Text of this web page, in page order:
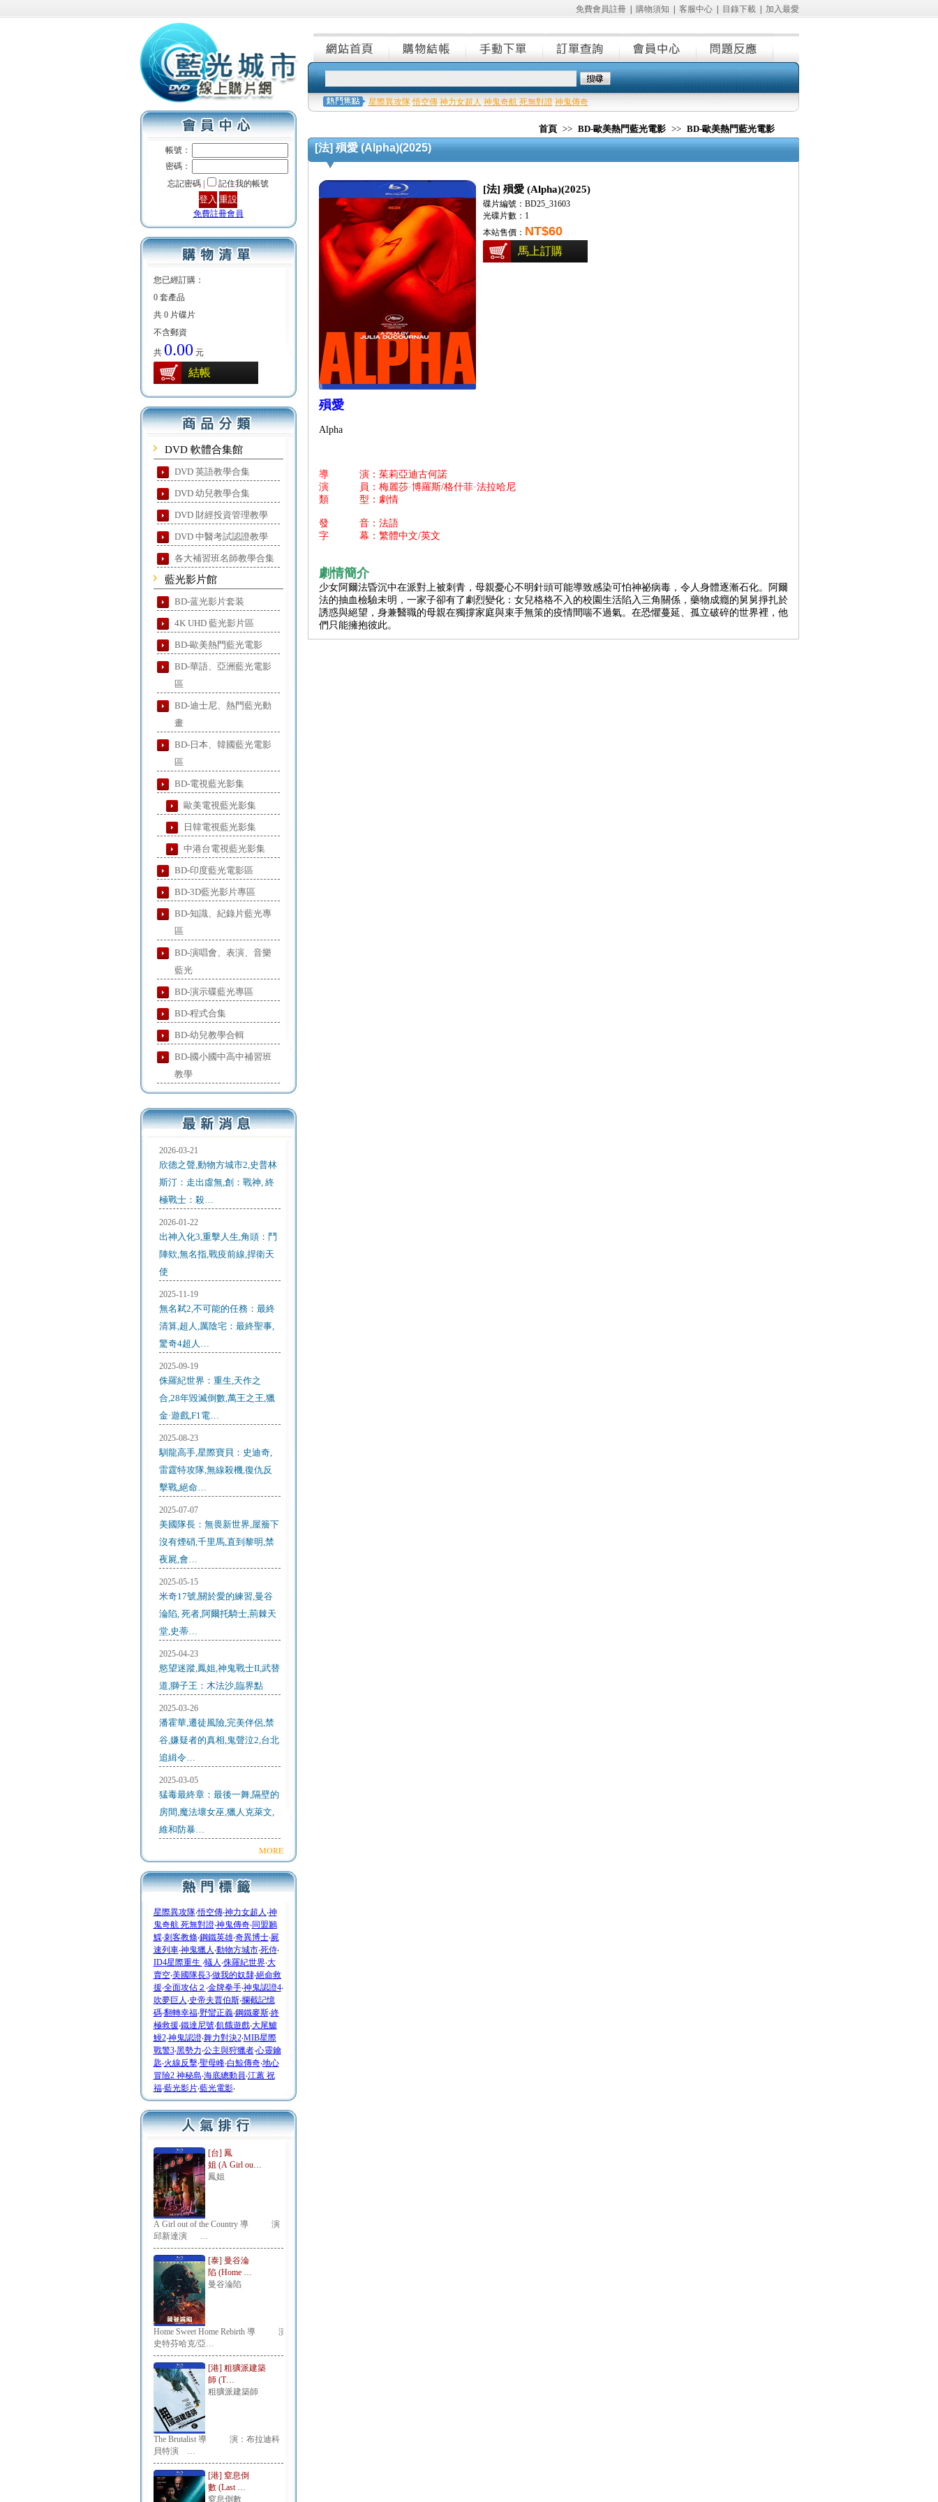
免費會員註冊| 購物須知 客服中心| 目錄下載| 加入最愛
帳號：
密碼：
忘記密碼 |
記住我的帳號
免費註冊會員
您已經訂購：
0 套產品
共 0 片碟片
不含郵資
共 0.00 元
結帳
DVD 軟體合集館
DVD 英語教學合集
DVD 幼兒教學合集
DVD 財經投資管理教學
DVD 中醫考試認證教學
各大補習班名師教學合集
藍光影片館
BD-蓝光影片套装
4K UHD 藍光影片區
BD-歐美熱門藍光電影
BD-華語、亞洲藍光電影
區
BD-迪士尼、熱門藍光動
畫
BD-日本、韓國藍光電影
區
BD-電視藍光影集
歐美電視藍光影集
日韓電視藍光影集
中港台電視藍光影集
BD-印度藍光電影區
BD-3D藍光影片專區
BD-知識、紀錄片藍光專
區
BD-演唱會、表演、音樂
藍光
BD-演示碟藍光專區
BD-程式合集
BD-幼兒教學合輯
BD-國小國中高中補習班
教學
2026-03-21
欣德之聲,動物方城市2,史普林
斯汀：走出虛無,創：戰神, 終
極戰士：殺…
2026-01-22
出神入化3,重擊人生,角頭：鬥
陣欸,無名指,戰疫前線,捍衛天
使
2025-11-19
無名弒2,不可能的任務：最終
清算,超人,厲陰宅：最終聖事,
驚奇4超人…
2025-09-19
侏羅紀世界：重生,天作之
合,28年毀滅倒數,萬王之王,獵
金·遊戲,F1電…
2025-08-23
馴龍高手,星際寶貝：史迪奇,
雷霆特攻隊,無線殺機,復仇反
擊戰,絕命…
2025-07-07
美國隊長：無畏新世界,屋簷下
沒有煙硝,千里馬,直到黎明,禁
夜屍,會…
2025-05-15
米奇17號,關於愛的練習,曼谷
淪陷, 死者,阿爾托騎士,荊棘天
堂,史蒂…
2025-04-23
慾望迷蹤,鳳姐,神鬼戰士II,武替
道,獅子王：木法沙,臨界點
2025-03-26
潘霍華,遷徒風險,完美伴侶,禁
谷,嫌疑者的真相,鬼聲泣2,台北
追緝令…
2025-03-05
猛毒最終章：最後一舞,隔壁的
房間,魔法壞女巫,獵人克萊文,
維和防暴…
MORE
星際異攻隊‧悟空傳‧神力女超人 ‧神
鬼奇航 死無對證‧神鬼傳奇‧同盟鶼
鰈‧刺客教條‧鋼鐵英雄‧奇異博士‧屍
速列車‧神鬼獵人 ‧動物方城市‧死侍‧
ID4星際重生 ‧蟻人 ‧侏羅紀世界‧大
賣空‧美國隊長3‧做我的奴隸‧絕命救
援‧全面攻佔２ ‧金牌拳手‧神鬼認證4‧
吹夢巨人 ‧史帝夫賈伯斯‧攔截記憶
碼‧翻轉幸福‧野蠻正義‧鋼鐵麥斯‧終
極救援‧鐵達尼號‧飢餓遊戲‧大尾鱸
鰻2‧神鬼認證‧舞力對決2‧MIB星際
戰警3‧黑勢力‧公主與狩獵者‧心靈鑰
匙‧火線反擊‧聖母峰‧白鯨傳奇‧地心
冒險2 神秘島‧海底總動員‧江蕙 祝
福‧藍光影片‧藍光電影‧
[台] 鳳
姐 (A Girl ou…
鳳姐
A Girl out of the Country 導 演：
邱新達演 …
[泰] 曼谷淪
陷 (Home …
曼谷淪陷
Home Sweet Home Rebirth 導 演：
史特芬哈克/亞…
[港] 粗獷派建築
師 (T…
粗獷派建築師
The Brutalist 導 演：布拉迪科
貝特演 …
[港] 窒息倒
數 (Last …
窒息倒數
星際異攻隊 悟空傳 神力女超人 神鬼奇航 死無對證 神鬼傳奇
首頁 >> BD-歐美熱門藍光電影 >> BD-歐美熱門藍光電影
[法] 殞愛 (Alpha)(2025)
[法] 殞愛 (Alpha)(2025)
碟片編號：BD25_31603
光碟片數：1
本站售價： NT$60
馬上訂購
殞愛
Alpha
導 演：茱莉亞迪古何諾
演 員：梅麗莎·博羅斯/格什菲·法拉哈尼
類 型：劇情
發 音：法語
字 幕：繁體中文/英文
劇情簡介
少女阿爾法昏沉中在派對上被刺青，母親憂心不明針頭可能導致感染可怕神祕病毒，令人身體逐漸石化。阿爾
法的抽血檢驗未明，一家子卻有了劇烈變化：女兒格格不入的校園生活陷入三角關係，藥物成癮的舅舅掙扎於
誘惑與絕望，身兼醫職的母親在獨撐家庭與束手無策的疫情間喘不過氣。在恐懼蔓延、孤立破碎的世界裡，他
們只能擁抱彼此。